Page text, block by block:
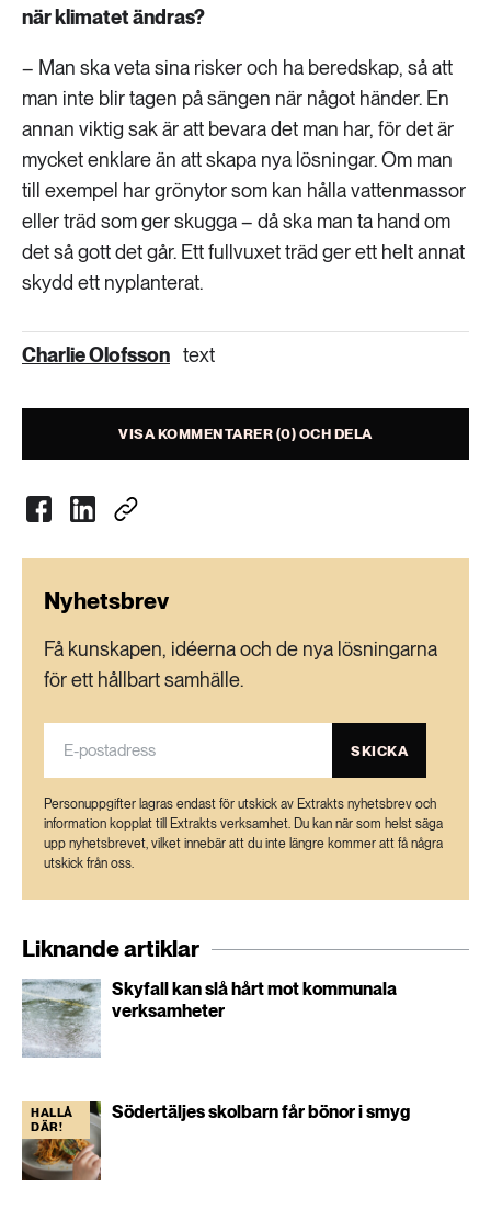
när klimatet ändras?
– Man ska veta sina risker och ha beredskap, så att
man inte blir tagen på sängen när något händer. En
annan viktig sak är att bevara det man har, för det är
mycket enklare än att skapa nya lösningar. Om man
till exempel har grönytor som kan hålla vattenmassor
eller träd som ger skugga – då ska man ta hand om
det så gott det går. Ett fullvuxet träd ger ett helt annat
skydd ett nyplanterat.
Charlie Olofsson text
VISA KOMMENTARER (0) OCH DELA
Nyhetsbrev
Få kunskapen, idéerna och de nya lösningarna
för ett hållbart samhälle.
SKICKA
Personuppgifter lagras endast för utskick av Extrakts nyhetsbrev och
information kopplat till Extrakts verksamhet. Du kan när som helst säga
upp nyhetsbrevet, vilket innebär att du inte längre kommer att få några
utskick från oss.
Liknande artiklar
Skyfall kan slå hårt mot kommunala
verksamheter
HALLÅ
DÄR!
Södertäljes skolbarn får bönor i smyg